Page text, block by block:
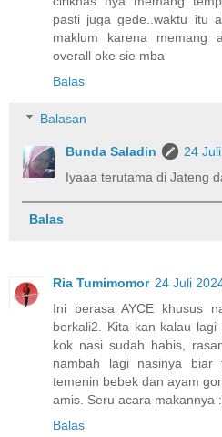
pasti juga gede..waktu itu
maklum karena memang
overall oke sie mba
Balas
Balasan
Bunda Saladin
24
Iyaaa terutama di Jateng
Balas
Ria Tumimomor 24 Juli
Ini berasa AYCE khusus
berkali2. Kita kan kalau
kok nasi sudah habis,
nambah lagi nasinya biar
temenin bebek dan ayam
amis. Seru acara makannya
Balas